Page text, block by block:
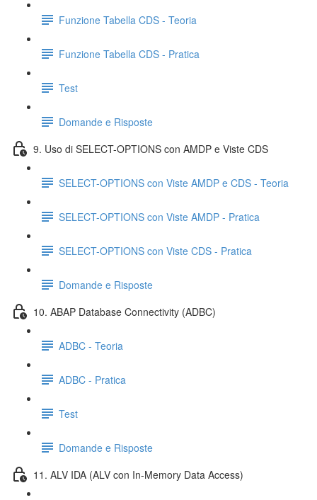
Funzione Tabella CDS - Teoria
Funzione Tabella CDS - Pratica
Test
Domande e Risposte
9. Uso di SELECT-OPTIONS con AMDP e Viste CDS
SELECT-OPTIONS con Viste AMDP e CDS - Teoria
SELECT-OPTIONS con Viste AMDP - Pratica
SELECT-OPTIONS con Viste CDS - Pratica
Domande e Risposte
10. ABAP Database Connectivity (ADBC)
ADBC - Teoria
ADBC - Pratica
Test
Domande e Risposte
11. ALV IDA (ALV con In-Memory Data Access)